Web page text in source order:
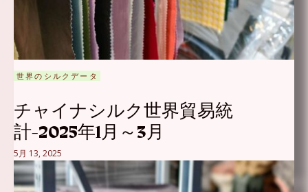
世界のシルクデータ
チャイナシルク世界貿易統
計-2025年1月～3月
5月 13, 2025